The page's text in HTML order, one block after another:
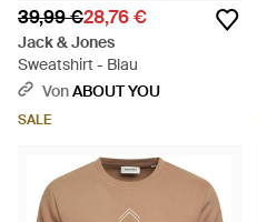
39,99 €28,76 €
Jack & Jones
Sweatshirt - Blau
VonABOUT YOU
SALE